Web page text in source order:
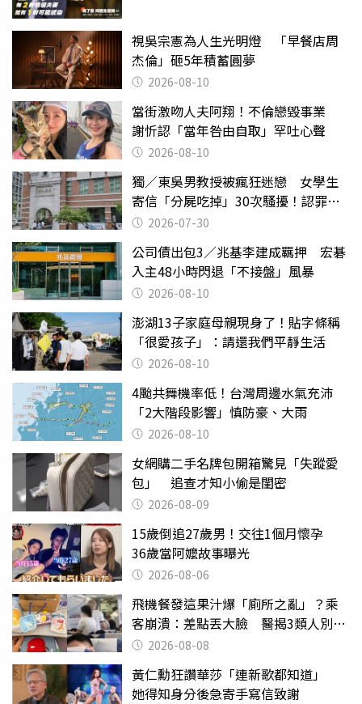
視吳宗憲為人生光明燈 「早餐店周
杰倫」砸5年積蓄圓夢
2026-08-10
當街激吻人夫阿翔！不倫戀毀事業
謝忻認「當年咎由自取」罕吐心聲
2026-08-10
獨／東吳男教授被瘋狂迷戀 女學生
寄信「分屍吃掉」30次騷擾！認罪免
關 2026-07-30
公司債出包3／兆基李建成羈押 宏碁
入主48小時閃退「不接盤」風暴
2026-08-10
澎湖13子家庭母親現身了！貼字條稱
「很愛孩子」：請還我們平靜生活
2026-08-10
4颱共舞機率低！台灣周邊水氣充沛
「2大階段影響」慎防豪、大雨
2026-08-10
女網購二手名牌包開箱驚見「失蹤愛
包」 追查才知小偷是閨密
2026-08-09
15歲倒追27歲男！交往1個月懷孕
36歲當阿嬤故事曝光
2026-08-06
飛機餐發這果汁爆「廁所之亂」？乘
客崩潰：差點丟大臉 醫揭3類人別亂
喝 2026-08-08
黃仁勳狂讚華莎「連新歌都知道」
她得知身分後急寄手寫信致謝